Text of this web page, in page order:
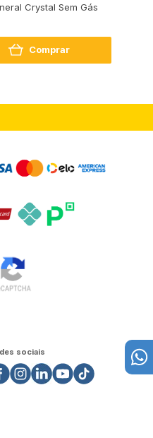
Crystal Sem Gás
Comprar
sociais